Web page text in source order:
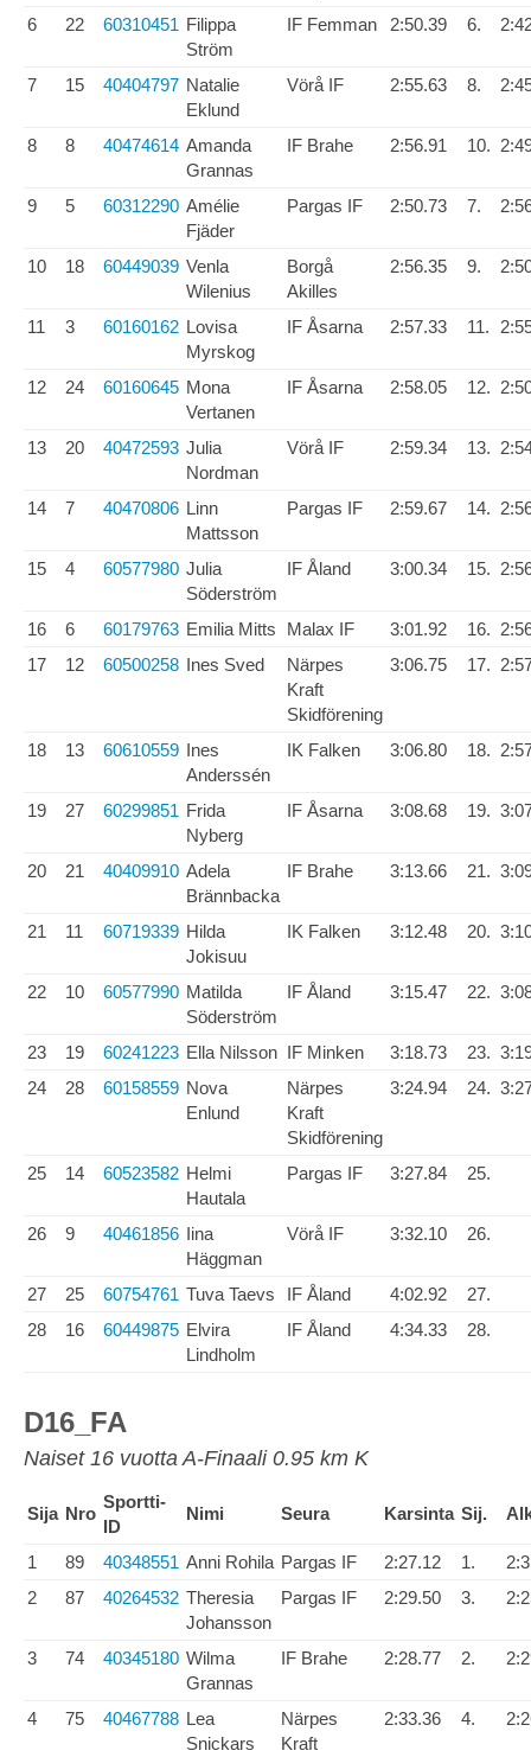
6 22 60310451 Filippa
Ström
IF Femman 2:50.39 6.
7 15 40404797 Natalie
Eklund
Vörå IF 2:55.63 8.
8 8 40474614 Amanda
Grannas
IF Brahe 2:56.91 10.
9 5 60312290 Amélie
Fjäder
Pargas IF 2:50.73 7.
10 18 60449039 Venla
Wilenius
Borgå
Akilles
2:56.35 9.
11 3 60160162 Lovisa
Myrskog
IF Åsarna 2:57.33 11.
12 24 60160645 Mona
Vertanen
IF Åsarna 2:58.05 12.
13 20 40472593 Julia
Nordman
Vörå IF 2:59.34 13.
14 7 40470806 Linn
Mattsson
Pargas IF 2:59.67 14.
15 4 60577980 Julia
Söderström
IF Åland 3:00.34 15.
16 6 60179763 Emilia Mitts Malax IF 3:01.92 16.
17
12 60500258 Ines Sved
Närpes
Kraft
Skidförening
3:06.75 17.
18 13 60610559 Ines
Anderssén
IK Falken 3:06.80 18.
19 27 60299851 Frida
Nyberg
IF Åsarna 3:08.68 19.
20 21 40409910 Adela
Brännbacka
IF Brahe 3:13.66 21.
21 11 60719339 Hilda
Jokisuu
IK Falken 3:12.48 20.
22 10 60577990 Matilda
Söderström
IF Åland 3:15.47 22.
23 19 60241223 Ella Nilsson IF Minken 3:18.73 23.
24
28 60158559 Nova
Enlund
Närpes
Kraft
Skidförening
3:24.94 24.
25 14 60523582 Helmi
Hautala
Pargas IF 3:27.84 25.
26 9 40461856 Iina
Häggman
Vörå IF 3:32.10 26.
27 25 60754761 Tuva Taevs IF Åland 4:02.92
27.
28
16 60449875 Elvira
Lindholm
IF Åland 4:34.33 28.
D16_FA
Naiset 16 vuotta A-Finaali 0.95 km K
Sija Nro
Sportti-
ID
Nimi Seura Karsinta Sij.
1 89 40348551 Anni Rohila Pargas IF 2:27.12 1.
2
87 40264532 Theresia
Johansson
Pargas IF 2:29.50 3.
3 74 40345180 Wilma
Grannas
IF Brahe 2:28.77 2.
4 75 40467788 Lea
Snickars
Närpes
Kraft
2:33.36 4.